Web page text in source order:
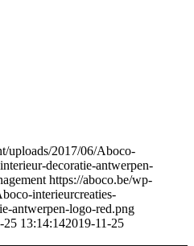
uploads/2017/06/Aboco-
decoratie-antwerpen-
https://aboco.be/wp-
interieurcreaties-
antwerpen-logo-red.png
25 13:14:142019-11-25